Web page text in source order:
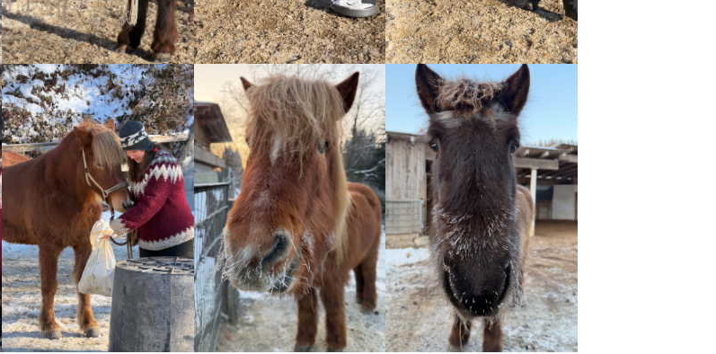
Show larger version Show larger version Show larger version